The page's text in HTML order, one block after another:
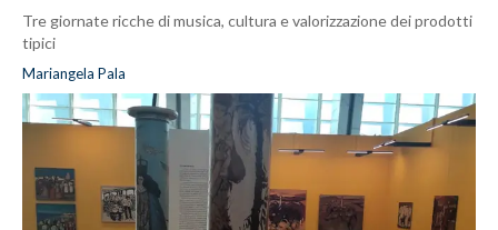
Tre giornate ricche di musica, cultura e valorizzazione dei prodotti
tipici
Mariangela Pala